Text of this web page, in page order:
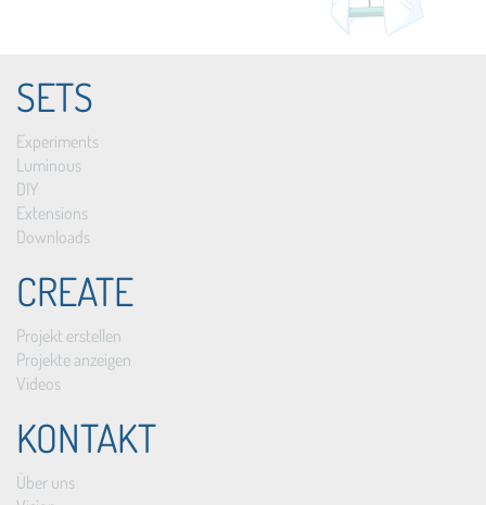
SETS
Experiments
Luminous
DIY
Extensions
Downloads
CREATE
Projekt erstellen
Projekte anzeigen
Videos
KONTAKT
Über uns